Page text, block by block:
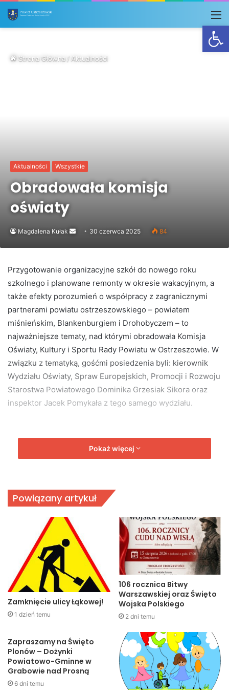
Strona Główna/Aktualności
Aktualności Wszystkie
Obradowała komisja
oświaty
Magdalena Kułak
Send 30 czerwca 2025 84
Przygotowanie organizacyjne szkół do nowego roku
szkolnego i planowane remonty w okresie wakacyjnym, a
także efekty porozumień o współpracy z zagranicznymi
partnerami powiatu ostrzeszowskiego – powiatem
miśnieńskim, Blankenburgiem i Drohobyczem – to
najważniejsze tematy, nad którymi obradowała Komisja
Oświaty, Kultury i Sportu Rady Powiatu w Ostrzeszowie. W
związku z tematyką, gośćmi posiedzenia byli: kierownik
Wydziału Oświaty, Spraw Europejskich, Promocji i Rozwoju
Starostwa Powiatowego Dominika Grzesiak Sikora oraz
inspektor Jacek Pomykała z tego samego wydziału.
Pokaż więcej
Powiązany artykuł
Zamknięcie ulicy Łąkowej!
1 dzień temu
106 rocznica Bitwy
Warszawskiej oraz Święto
Wojska Polskiego
2 dni temu
Zapraszamy na Święto
Plonów – Dożynki
Powiatowo-Gminne w
Grabowie nad Prosną
6 dni temu